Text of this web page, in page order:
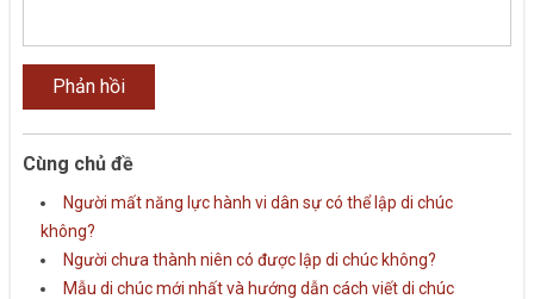
Cùng chủ đề
Người mất năng lực hành vi dân sự có thể lập di chúc
không?
Người chưa thành niên có được lập di chúc không?
Mẫu di chúc mới nhất và hướng dẫn cách viết di chúc